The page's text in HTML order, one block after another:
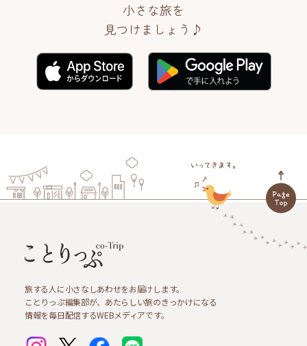
小さな旅を
見つけましょう♪
旅する人に小さなしあわせをお届けします。
ことりっぷ編集部が、あたらしい旅のきっかけになる
情報を毎日配信するWEBメディアです。